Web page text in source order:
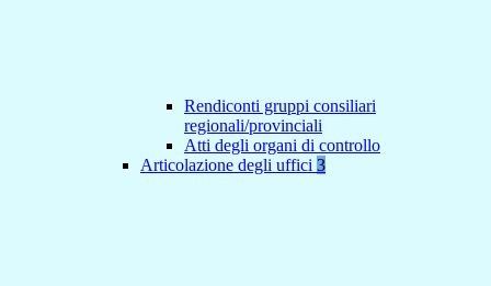
Rendiconti gruppi consiliari
regionali/provinciali
Atti degli organi di controllo
Articolazione degli uffici 3